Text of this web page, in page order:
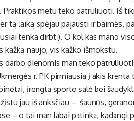
metu teko patruliuoti. Iš
tą laiką spėjau pajausti ir baimės,
tenka dirbti). O kol kas mano
kažką naujo, vis kažko išmokstu.
darbo dienomis man teko
r. PK pirmiausia į akis krenta
įrengta sporto salė bei
jau iš anksčiau – šaunūs,
– o tai man labai patinka, kadangi